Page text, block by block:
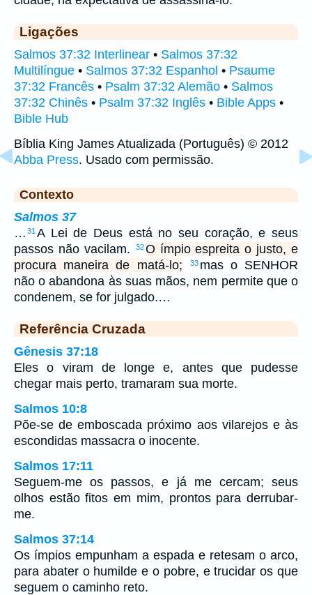
Ligações
Salmos 37:32 Interlinear • Salmos 37:32
Multilíngue • Salmos 37:32 Espanhol • Psaume
37:32 Francês • Psalm 37:32 Alemão • Salmos
37:32 Chinês • Psalm 37:32 Inglês • Bible Apps •
Bible Hub
Bíblia King James Atualizada (Português) © 2012
Abba Press. Usado com permissão.
Contexto
Salmos 37
… 31 A Lei de Deus está no seu coração, e seus
passos não vacilam.
32O ímpio espreita o justo, e
procura maneira de matá-lo;
33 mas o SENHOR
não o abandona às suas mãos, nem permite que o
condenem, se for julgado.…
Referência Cruzada
Gênesis 37:18
Eles o viram de longe e, antes que pudesse
chegar mais perto, tramaram sua morte.
Salmos 10:8
Põe-se de emboscada próximo aos vilarejos e às
escondidas massacra o inocente.
Salmos 17:11
Seguem-me os passos, e já me cercam; seus
olhos estão fitos em mim, prontos para derrubar-
me.
Salmos 37:14
Os ímpios empunham a espada e retesam o arco,
para abater o humilde e o pobre, e trucidar os que
seguem o caminho reto.